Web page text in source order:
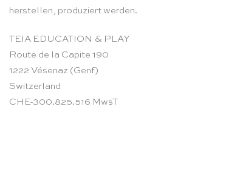
herstellen, produziert werden.
TEIA EDUCATION & PLAY
Route de la Capite 190
1222 Vésenaz (Genf)
Switzerland
CHE-300.825.516 MwsT